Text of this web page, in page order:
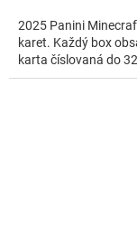
2025 Panini
karet. Každý box
karta číslovaná do